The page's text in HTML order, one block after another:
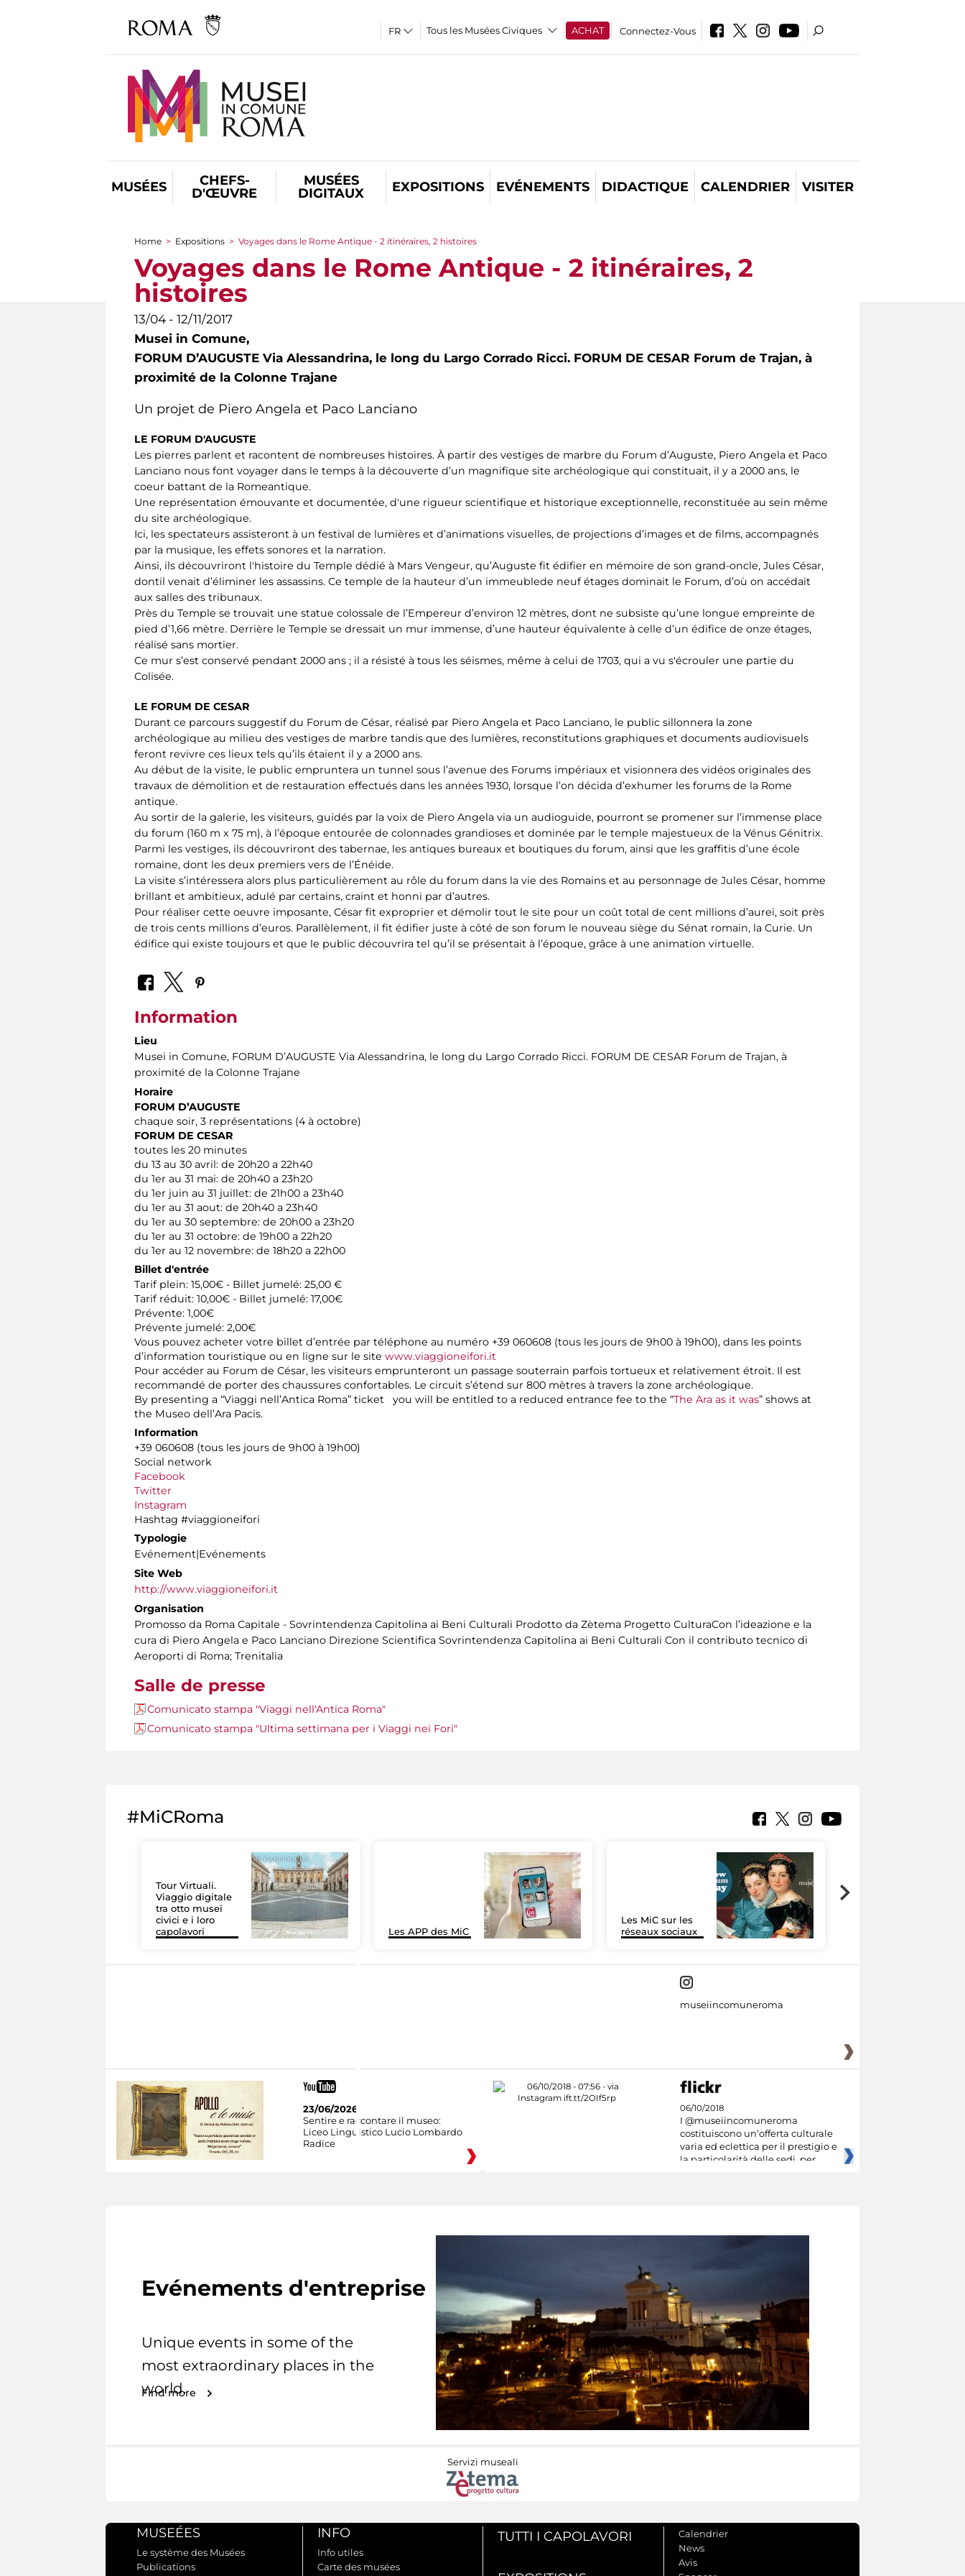
Tous les Musées Civiques ACHAT Connectez-Vous
MUSÉES
CHEFS-
D'ŒUVRE
MUSÉES
DIGITAUX
EXPOSITIONS EVÉNEMENTS DIDACTIQUE CALENDRIER VISITER
You are here
Home > Expositions > Voyages dans le Rome Antique - 2 itinéraires, 2 histoires
Voyages dans le Rome Antique - 2 itinéraires, 2
histoires
13/04 - 12/11/2017
Musei in Comune,
FORUM D’AUGUSTE Via Alessandrina, le long du Largo Corrado Ricci. FORUM DE CESAR Forum de Trajan, à
proximité de la Colonne Trajane
Un projet de Piero Angela et Paco Lanciano
LE FORUM D'AUGUSTE
Les pierres parlent et racontent de nombreuses histoires. À partir des vestiges de marbre du Forum d’Auguste, Piero Angela et Paco
Lanciano nous font voyager dans le temps à la découverte d’un magnifique site archéologique qui constituait, il y a 2000 ans, le
coeur battant de la Romeantique.
Une représentation émouvante et documentée, d'une rigueur scientifique et historique exceptionnelle, reconstituée au sein même
du site archéologique.
Ici, les spectateurs assisteront à un festival de lumières et d’animations visuelles, de projections d’images et de films, accompagnés
par la musique, les effets sonores et la narration.
Ainsi, ils découvriront l'histoire du Temple dédié à Mars Vengeur, qu’Auguste fit édifier en mémoire de son grand-oncle, Jules César,
dontil venait d’éliminer les assassins. Ce temple de la hauteur d’un immeublede neuf étages dominait le Forum, d’où on accédait
aux salles des tribunaux.
Près du Temple se trouvait une statue colossale de l’Empereur d’environ 12 mètres, dont ne subsiste qu’une longue empreinte de
pied d’1,66 mètre. Derrière le Temple se dressait un mur immense, d’une hauteur équivalente à celle d’un édifice de onze étages,
réalisé sans mortier.
Ce mur s’est conservé pendant 2000 ans ; il a résisté à tous les séismes, même à celui de 1703, qui a vu s'écrouler une partie du
Colisée.
LE FORUM DE CESAR
Durant ce parcours suggestif du Forum de César, réalisé par Piero Angela et Paco Lanciano, le public sillonnera la zone
archéologique au milieu des vestiges de marbre tandis que des lumières, reconstitutions graphiques et documents audiovisuels
feront revivre ces lieux tels qu’ils étaient il y a 2000 ans.
Au début de la visite, le public empruntera un tunnel sous l’avenue des Forums impériaux et visionnera des vidéos originales des
travaux de démolition et de restauration effectués dans les années 1930, lorsque l’on décida d’exhumer les forums de la Rome
antique.
Au sortir de la galerie, les visiteurs, guidés par la voix de Piero Angela via un audioguide, pourront se promener sur l’immense place
du forum (160 m x 75 m), à l’époque entourée de colonnades grandioses et dominée par le temple majestueux de la Vénus Génitrix.
Parmi les vestiges, ils découvriront des tabernae, les antiques bureaux et boutiques du forum, ainsi que les graffitis d’une école
romaine, dont les deux premiers vers de l’Énéide.
La visite s’intéressera alors plus particulièrement au rôle du forum dans la vie des Romains et au personnage de Jules César, homme
brillant et ambitieux, adulé par certains, craint et honni par d’autres.
Pour réaliser cette oeuvre imposante, César fit exproprier et démolir tout le site pour un coût total de cent millions d’aurei, soit près
de trois cents millions d’euros. Parallèlement, il fit édifier juste à côté de son forum le nouveau siège du Sénat romain, la Curie. Un
édifice qui existe toujours et que le public découvrira tel qu’il se présentait à l’époque, grâce à une animation virtuelle.
Information
Lieu
Musei in Comune, FORUM D’AUGUSTE Via Alessandrina, le long du Largo Corrado Ricci. FORUM DE CESAR Forum de Trajan, à
proximité de la Colonne Trajane
Horaire
FORUM D’AUGUSTE
chaque soir, 3 représentations (4 à octobre)
FORUM DE CESAR
toutes les 20 minutes
du 13 au 30 avril: de 20h20 a 22h40
du 1er au 31 mai: de 20h40 a 23h20
du 1er juin au 31 juillet: de 21h00 a 23h40
du 1er au 31 aout: de 20h40 a 23h40
du 1er au 30 septembre: de 20h00 a 23h20
du 1er au 31 octobre: de 19h00 a 22h20
du 1er au 12 novembre: de 18h20 a 22h00
Billet d'entrée
Tarif plein: 15,00€ - Billet jumelé: 25,00 €
Tarif réduit: 10,00€ - Billet jumelé: 17,00€
Prévente: 1,00€
Prévente jumelé: 2,00€
Vous pouvez acheter votre billet d’entrée par téléphone au numéro +39 060608 (tous les jours de 9h00 à 19h00), dans les points
d’information touristique ou en ligne sur le site www.viaggioneifori.it
Pour accéder au Forum de César, les visiteurs emprunteront un passage souterrain parfois tortueux et relativement étroit. Il est
recommandé de porter des chaussures confortables. Le circuit s’étend sur 800 mètres à travers la zone archéologique.
By presenting a “Viaggi nell’Antica Roma” ticket
you will be entitled to a reduced entrance fee to the “The Ara as it was” shows at
the Museo dell’Ara Pacis.
Information
+39 060608 (tous les jours de 9h00 à 19h00)
Social network
Facebook
Twitter
Instagram
Hashtag #viaggioneifori
Typologie
Evénement|Evénements
Site Web
http://www.viaggioneifori.it
Organisation
Promosso da Roma Capitale - Sovrintendenza Capitolina ai Beni Culturali Prodotto da Zètema Progetto CulturaCon l’ideazione e la
cura di Piero Angela e Paco Lanciano Direzione Scientifica Sovrintendenza Capitolina ai Beni Culturali Con il contributo tecnico di
Aeroporti di Roma; Trenitalia
Salle de presse
Comunicato stampa "Viaggi nell'Antica Roma"
Comunicato stampa "Ultima settimana per i Viaggi nei Fori"
#MiCRoma
Tour Virtuali.
Viaggio digitale
tra otto musei
civici e i loro
capolavori
Les APP des MiC
Les MiC sur les
réseaux sociaux
museiincomuneroma
23/06/2026
Sentire e raccontare il museo:
Liceo Linguistico Lucio Lombardo
Radice
06/10/2018
I @museiincomuneroma
costituiscono un’offerta culturale
varia ed eclettica per il prestigio e
la particolarità delle sedi, per
Evénements d'entreprise
Unique events in some of the
most extraordinary places in the
world.
Find more
Servizi museali
MUSEÉES
Le système des Musées
Publications
INFO
Info utiles
Carte des musées
TUTTI I CAPOLAVORI
Calendrier
News
Avis